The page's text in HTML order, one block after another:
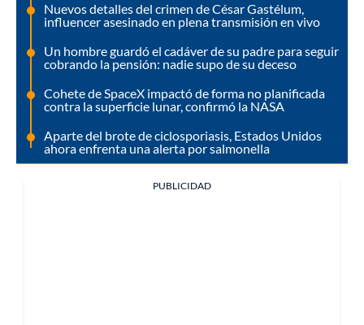
Nuevos detalles del crimen de César Gastélum,
influencer asesinado en plena transmisión en vivo
Un hombre guardó el cadáver de su padre para seguir
cobrando la pensión: nadie supo de su deceso
Cohete de SpaceX impactó de forma no planificada
contra la superficie lunar, confirmó la NASA
Aparte del brote de ciclosporiasis, Estados Unidos
ahora enfrenta una alerta por salmonella
PUBLICIDAD